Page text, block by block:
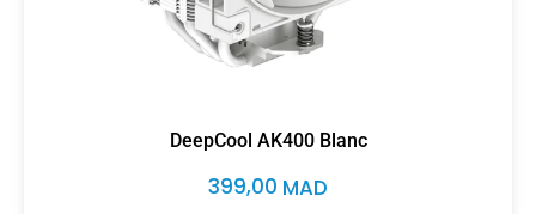
DeepCool AK400 Blanc
399,00 MAD